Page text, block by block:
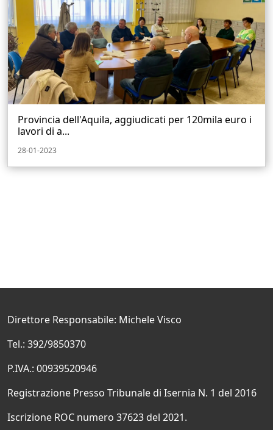
Provincia dell'Aquila, aggiudicati per 120mila euro i
lavori di a...
28-01-2023
Direttore Responsabile: Michele Visco
Tel.: 392/9850370
P.IVA.: 00939520946
Registrazione Presso Tribunale di Isernia N. 1 del 2016
Iscrizione ROC numero 37623 del 2021.